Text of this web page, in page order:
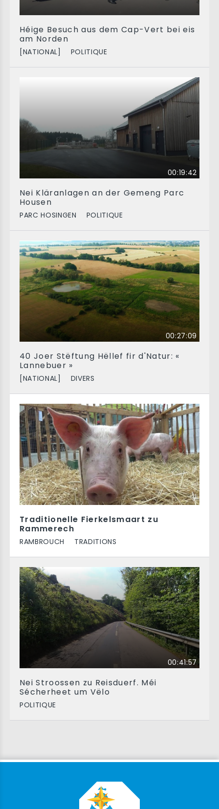
Héige Besuch aus dem Cap-Vert bei eis
am Norden
[NATIONAL] POLITIQUE
00:19:42
Nei Kläranlagen an der Gemeng Parc
Housen
PARC HOSINGEN POLITIQUE
00:27:09
40 Joer Stëftung Hëllef fir d'Natur: «
Lannebuer »
[NATIONAL] DIVERS
Traditionelle Fierkelsmaart zu
Rammerech
RAMBROUCH TRADITIONS
00:41:57
Nei Stroossen zu Reisduerf. Méi
Sécherheet um Vëlo
POLITIQUE